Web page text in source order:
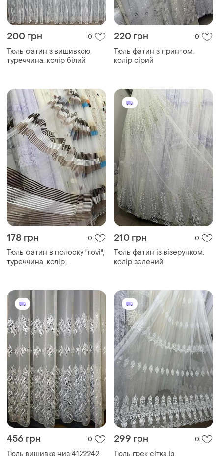
200 грн 0
Тюль фатин з вишивкою,
туреччина. колір білий
220 грн 0
Тюль фатин з принтом.
колір сірий
178 грн 0
Тюль фатин в полоску "rovi",
туреччина. колір
210 грн 0
Тюль фатин із візерунком.
колір зелений
456 грн 0
Тюль вишивка низ 4122242
299 грн 0
Тюль грек сітка із